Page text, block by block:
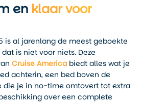
en klaar voor
is al jarenlang de meest geboekte
is niet voor niets. Deze
Cruise America biedt alles wat je
achterin, een bed boven de
die je in no-time omtovert tot extra
over een complete